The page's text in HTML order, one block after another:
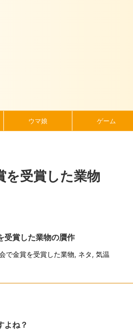
ウマ娘 ゲーム
を受賞した業物
受賞した業物の贋作
で金賞を受賞した業物, ネタ, 気温
よね？